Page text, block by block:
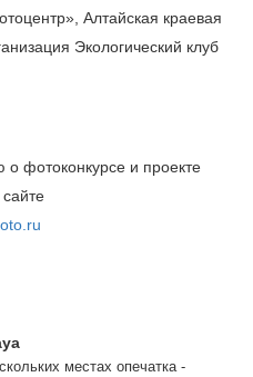
Алтайская краевая
Экологический клуб
фотоконкурсе и проекте
местах опечатка -